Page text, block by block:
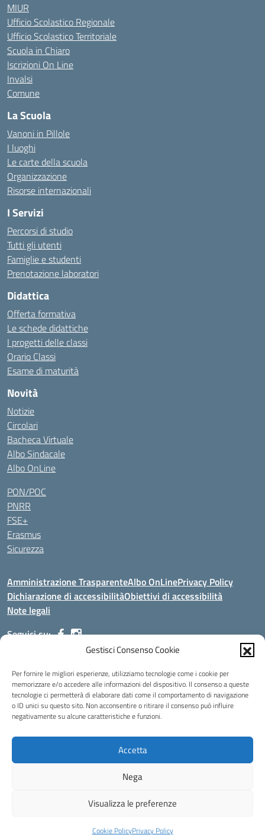
Gestisci Consenso Cookie
Per fornire le migliori esperienze, utilizziamo tecnologie come i cookie per
memorizzare e/o accedere alle informazioni del dispositivo. Il consenso a queste
tecnologie ci permetterà di elaborare dati come il comportamento di navigazione
o ID unici su questo sito. Non acconsentire o ritirare il consenso può influire
negativamente su alcune caratteristiche e funzioni.
Accetta
Nega
Visualizza le preferenze
Cookie PolicyPrivacy Policy
MIUR
Ufficio Scolastico Regionale
Ufficio Scolastico Territoriale
Scuola in Chiaro
Iscrizioni On Line
Invalsi
Comune
La Scuola
Vanoni in Pillole
I luoghi
Le carte della scuola
Organizzazione
Risorse internazionali
I Servizi
Percorsi di studio
Tutti gli utenti
Famiglie e studenti
Prenotazione laboratori
Didattica
Offerta formativa
Le schede didattiche
I progetti delle classi
Orario Classi
Esame di maturità
Novità
Notizie
Circolari
Bacheca Virtuale
Albo Sindacale
Albo OnLine
PON/POC
PNRR
FSE+
Erasmus
Sicurezza
Amministrazione TrasparenteAlbo OnLinePrivacy Policy
Dichiarazione di accessibilitàObiettivi di accessibilità
Note legali
Seguici su:
Indirizzo:Via Malagrida, 3 - 22017 Menaggio (CO)
Centralino:+39 0344.32.539 Email:cois00100g@istruzione.it
Posta elettronica certificata (PEC):cois00100g@pec.istruzione.it
Codice fiscale: 84004690131
Codice Indice delle Pubbliche Amministrazioni (IPA): istsc_cois00100g
Codice unico di fatturazione (CUF): UFMDNA
Idea e progetto di Designers Italia